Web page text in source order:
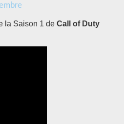
la Saison 1 de Call of Duty